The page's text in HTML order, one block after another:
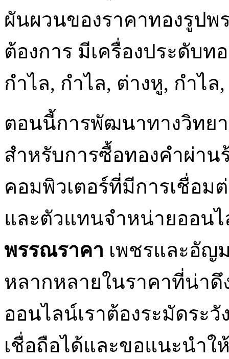
ผันผวนของราคาทองรูป
ต้องการ มีเครื่องประดับ
กำไล, กำไล, ต่างหู, กำไ
ตอนนี้การพัฒนาทางวิทยา
สำหรับการซื้อทองคำผ่าน
คอมพิวเตอร์ที่มีการเชื่อม
และตัวแทนจำหน่ายออน
พรรณราคา เพชรและอั
หลากหลายในราคาที่น่า
ออนไลน์เราต้องระมัดระ
เชื่อถือได้และขอแนะนำใ